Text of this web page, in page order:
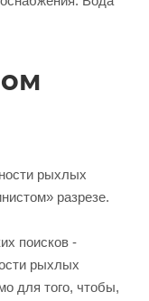
рыхлых
разрезе.
поисков -
рыхлых
для того, чтобы,